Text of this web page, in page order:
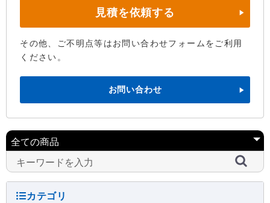
見積を依頼する
その他、ご不明点等はお問い合わせフォームをご利用
ください。
お問い合わせ